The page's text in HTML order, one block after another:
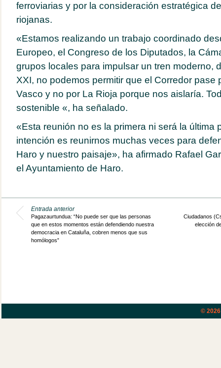
ferroviarias y por la consideración estratégica
riojanas.
«Estamos realizando un trabajo coordinado
Europeo, el Congreso de los Diputados, la
grupos locales para impulsar un tren moderno,
XXI, no podemos permitir que el Corredor pase
Vasco y no por La Rioja porque nos aislaría.
sostenible «, ha señalado.
«Esta reunión no es la primera ni será la última
intención es reunirnos muchas veces para
Haro y nuestro paisaje», ha afirmado Rafael
el Ayuntamiento de Haro.
Entrada anterior
Pagazaurtundua: “No puede ser que las personas
que en estos momentos están defendiendo nuestra
democracia en Cataluña, cobren menos que sus
homólogos”
Ciudadanos
elección
©